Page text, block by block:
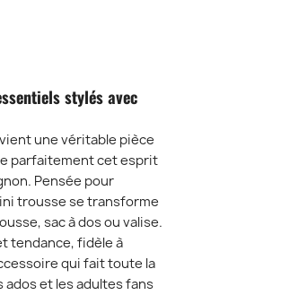
stylés avec
une véritable pièce
parfaitement cet esprit
Pensée pour
trousse se transforme
sac à dos ou valise.
tendance, fidèle à
qui fait toute la
et les adultes fans